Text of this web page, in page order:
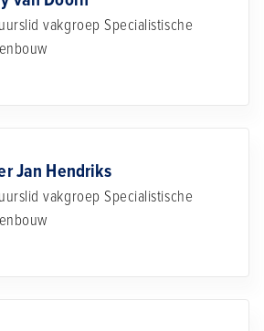
vakgroep Specialistische
Jan Hendriks
vakgroep Specialistische